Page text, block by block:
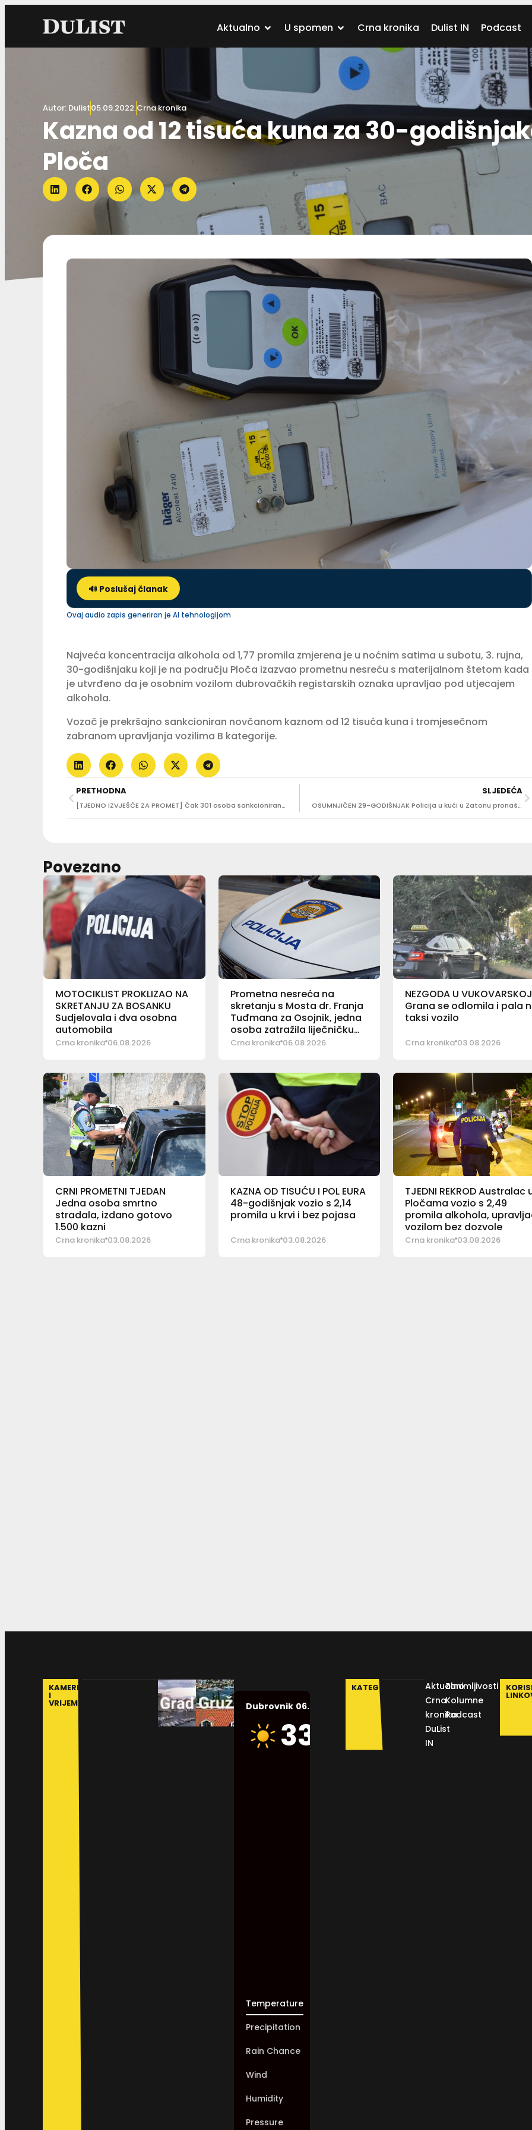
Aktualno U spomen Crna kronika Dulist IN Podcast
Autor: Dulist05.09.2022.Crna kronika
Kazna od 12 tisuća kuna za 30-
Ploča
🔊 Poslušaj članak
Ovaj audio zapis generiran je AI tehnologijom
Najveća koncentracija alkohola od 1,77 promila zmjerena je u noćnim satima u subotu, 3. rujna,
30-godišnjaku koji je na području Ploča izazvao prometnu nesreću s materijalnom štetom kada
je utvrđeno da je osobnim vozilom dubrovačkih registarskih oznaka upravljao pod utjecajem
alkohola.
Vozač je prekršajno sankcioniran novčanom kaznom od 12 tisuća kuna i tromjesečnom
zabranom upravljanja vozilima B kategorije.
PRETHODNA
[TJEDNO IZVJEŠĆE ZA PROMET] Čak 301 osoba sankcionirana zbog ‘noge na gasu’
SLJEDEĆA
OSUMNJIČEN 29-GODIŠNJAK Policija u kući u Zatonu pronašla drogu, novac i digitalnu vagu
Povezano
MOTOCIKLIST PROKLIZAO NA
SKRETANJU ZA BOSANKU
Sudjelovala i dva osobna
automobila
Crna kronika 06.08.2026
Prometna nesreća na
skretanju s Mosta dr. Franja
Tuđmana za Osojnik, jedna
osoba zatražila liječničku
pomoć
Crna kronika 06.08.2026
NEZGODA U
Grana se odlomila i pala
taksi vozilo
Crna kronika 03.08.2026
CRNI PROMETNI TJEDAN
Jedna osoba smrtno
stradala, izdano gotovo
1.500 kazni
Crna kronika 03.08.2026
KAZNA OD TISUĆU I POL EURA
48-godišnjak vozio s 2,14
promila u krvi i bez pojasa
Crna kronika 03.08.2026
TJEDNI REKROD Australac
Pločama vozio s 2,49
promila alkohola,
vozilom bez dozvole
Crna kronika 03.08.2026
KAMERE
I
VRIJEME Dubrovnik 06.08.2026.
33
Humidity:
Temperature
Precipitation
Rain Chance
Wind
Humidity
Pressure
KATEGORIJE
Aktualno
Crna
kronika
DuList
IN
Zanimljivosti
Kolumne
Podcast